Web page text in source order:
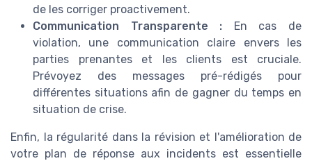
de les corriger proactivement.
Communication Transparente : En cas de
violation, une communication claire envers les
parties prenantes et les clients est cruciale.
Prévoyez des messages pré-rédigés pour
différentes situations afin de gagner du temps en
situation de crise.
Enfin, la régularité dans la révision et l'amélioration de
votre plan de réponse aux incidents est essentielle